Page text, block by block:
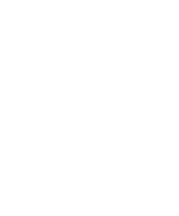
裙楼